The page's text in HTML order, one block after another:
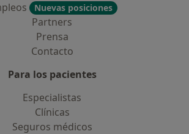
Nuevas posiciones
Partners
Prensa
Contacto
Para los pacientes
Especialistas
Clínicas
Seguros médicos